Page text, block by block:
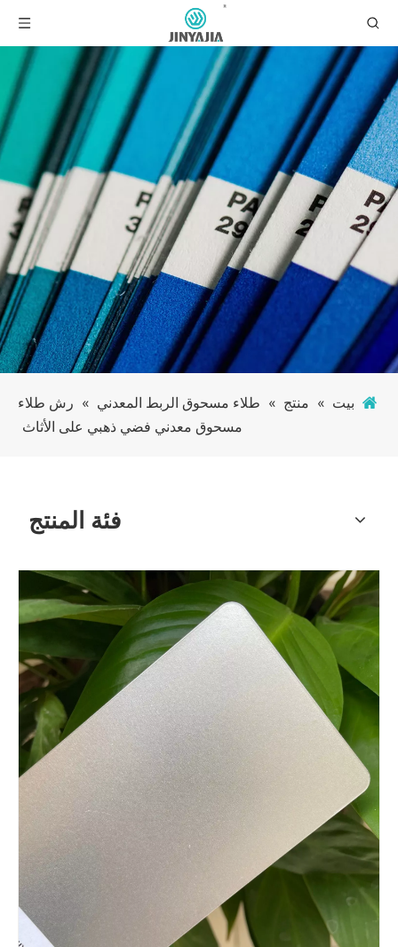
بيت » منتج » طلاء مسحوق الربط المعدني » رش طلاء
مسحوق معدني فضي ذهبي على الأثاث
فئة المنتج